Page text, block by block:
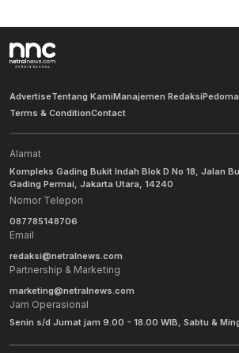
AdvertiseTentang KamiManajemen Redaksi
Terms & ConditionContact
Alamat
Kompleks Gading Bukit Indah Blok D No 18, Jalan
Gading Permai, Jakarta Utara, 14240
Nomor Telepon
087785148706
Email
redaksi@netralnews.com
Partnership & Marketing
marketing@netralnews.com
Jam Operasional
Senin s/d Jumat jam 9.00 - 18.00 WIB, Sabtu &